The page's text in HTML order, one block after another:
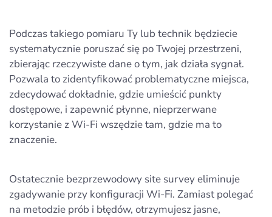
Podczas takiego pomiaru Ty lub technik będziecie
systematycznie poruszać się po Twojej przestrzeni,
zbierając rzeczywiste dane o tym, jak działa sygnał.
Pozwala to zidentyfikować problematyczne miejsca,
zdecydować dokładnie, gdzie umieścić punkty
dostępowe, i zapewnić płynne, nieprzerwane
korzystanie z Wi‑Fi wszędzie tam, gdzie ma to
znaczenie.
Ostatecznie bezprzewodowy site survey eliminuje
zgadywanie przy konfiguracji Wi‑Fi. Zamiast polegać
na metodzie prób i błędów, otrzymujesz jasne,